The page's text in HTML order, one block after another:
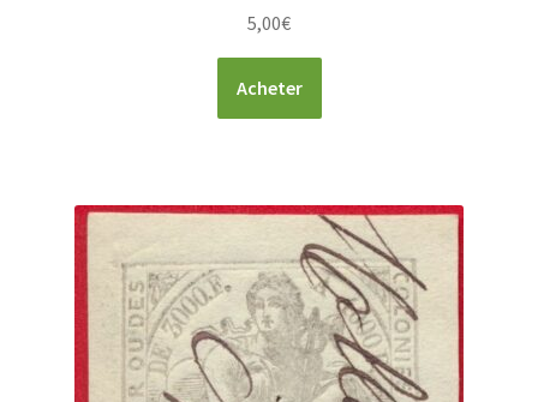
5,00€
Acheter